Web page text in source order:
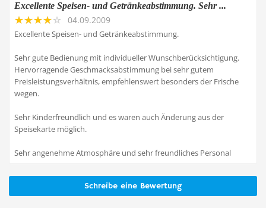
Excellente Speisen- und Getränkeabstimmung. Sehr ...
04.09.2009
Excellente Speisen- und Getränkeabstimmung.
Sehr gute Bedienung mit individueller Wunschberücksichtigung.
Hervorragende Geschmacksabstimmung bei sehr gutem
Preisleistungsverhältnis, empfehlenswert besonders der Frische
wegen.
Sehr Kinderfreundlich und es waren auch Änderung aus der
Speisekarte möglich.
Sehr angenehme Atmosphäre und sehr freundliches Personal
Schreibe eine Bewertung